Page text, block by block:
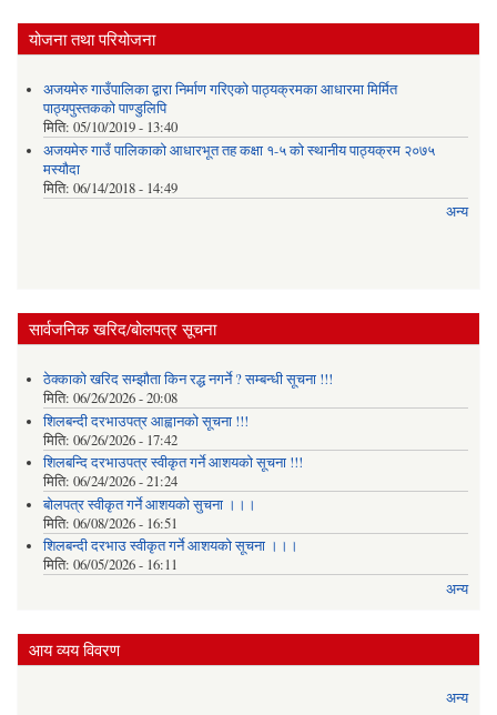
योजना तथा परियोजना
अजयमेरु गाउँपालिका द्वारा निर्माण गरिएको पाठ्यक्रमका आधारमा मिर्मित
पाठ्यपुस्तकको पाण्डुलिपि
मिति: 05/10/2019 - 13:40
अजयमेरु गाउँ पालिकाको आधारभूत तह कक्षा १-५ को स्थानीय पाठ्यक्रम २०७५
मस्यौदा
मिति: 06/14/2018 - 14:49
अन्य
सार्वजनिक खरिद/बोलपत्र सूचना
ठेक्काको खरिद सम्झौता किन रद्ध नगर्ने ? सम्बन्धी सूचना !!!
मिति: 06/26/2026 - 20:08
शिलबन्दी दरभाउपत्र आह्वानको सूचना !!!
मिति: 06/26/2026 - 17:42
शिलबन्दि दरभाउपत्र स्वीकृत गर्ने आशयकाे सूचना !!!
मिति: 06/24/2026 - 21:24
बोलपत्र स्वीकृत गर्ने आशयको सुचना ।।।
मिति: 06/08/2026 - 16:51
शिलबन्दी दरभाउ स्वीकृत गर्ने आशयको सूचना ।।।
मिति: 06/05/2026 - 16:11
अन्य
आय व्यय विवरण
अन्य